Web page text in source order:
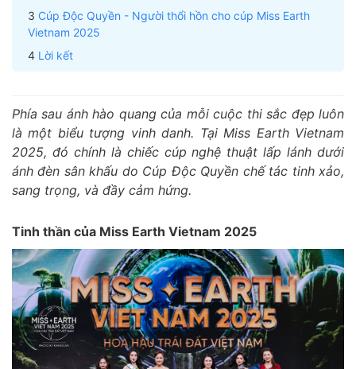
Cúp Độc Quyền - Người thổi hồn cho cúp Miss Earth
Vietnam 2025
Lời kết
Phía sau ánh hào quang của mỗi cuộc thi sắc đẹp luôn
là một biểu tượng vinh danh. Tại Miss Earth Vietnam
2025, đó chính là chiếc cúp nghệ thuật lấp lánh dưới
ánh đèn sân khấu do Cúp Độc Quyền chế tác tinh xảo,
sang trọng, và đầy cảm hứng.
Tinh thần của Miss Earth Vietnam 2025